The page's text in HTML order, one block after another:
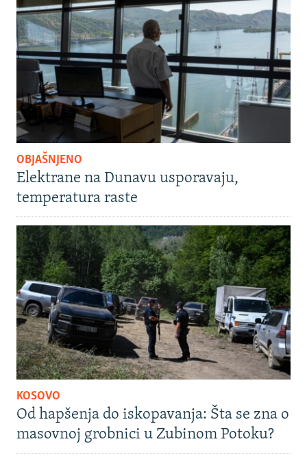
OBJAŠNJENO
Elektrane na Dunavu usporavaju,
temperatura raste
KOSOVO
Od hapšenja do iskopavanja: Šta se zna o
masovnoj grobnici u Zubinom Potoku?